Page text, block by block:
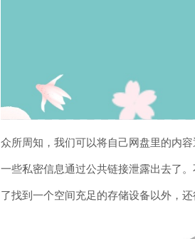
众所周知，我们可以将自己网盘里的内
一些私密信息通过公共链接泄露出去了
了找到一个空间充足的存储设备以外，